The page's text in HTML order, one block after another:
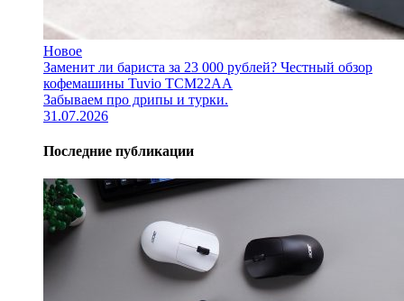
Новое
Заменит ли бариста за 23 000 рублей? Честный обзор
кофемашины Tuvio TCM22AA
Забываем про дрипы и турки.
31.07.2026
Последние публикации